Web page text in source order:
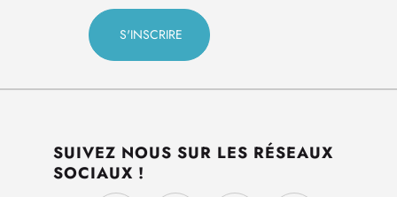
SUIVEZ NOUS SUR LES RÉSEAUX
SOCIAUX !